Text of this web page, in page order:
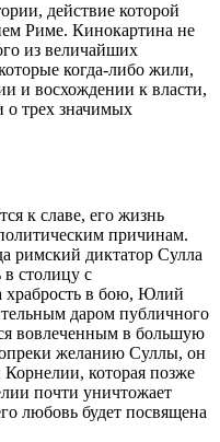
действие которой
Риме. Кинокартина не
из величайших
когда-либо жили,
и восхождении к власти,
о трех значимых
к славе, его жизнь
причинам.
римский диктатор Сулла
столицу с
храбрость в бою, Юлий
даром публичного
вовлеченным в большую
желанию Суллы, он
которая позже
почти уничтожает
любовь будет посвящена